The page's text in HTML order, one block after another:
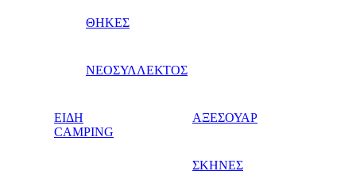
ΘΗΚΕΣ
ΝΕΟΣΥΛΛΕΚΤΟΣ
ΕΙΔΗ
CAMPING
ΑΞΕΣΟΥΑΡ
ΣΚΗΝΕΣ